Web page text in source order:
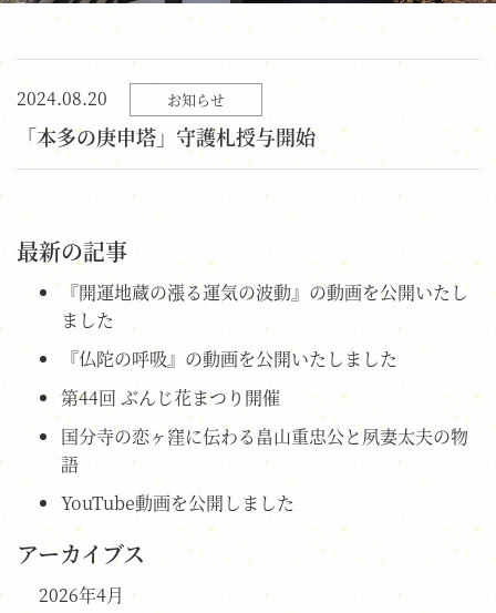
2024.08.20 お知らせ
「本多の庚申塔」守護札授与開始
最新の記事
『開運地蔵の漲る運気の波動』の動画を公開いたし
ました
『仏陀の呼吸』の動画を公開いたしました
第44回 ぶんじ花まつり開催
国分寺の恋ヶ窪に伝わる畠山重忠公と夙妻太夫の物
語
YouTube動画を公開しました
アーカイブス
2026年4月